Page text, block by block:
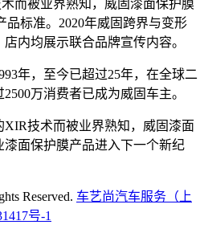
而被业界熟知，威固漆面保护膜
品标准。2020年威固跨界与变形
内均展示联合品牌宣传内容。
年，至今已超过25年，在全球二
万消费者已成为威固车主。
技术而被业界熟知，威固漆面
面保护膜产品进入下一个新纪
Reserved. 车艺尚汽车服务（上
号-1